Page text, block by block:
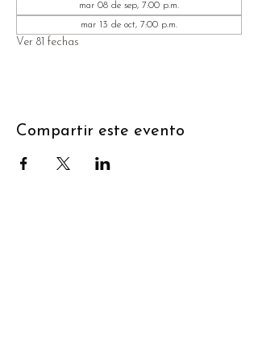
mar 08 de sep, 7:00 p.m.
mar 13 de oct, 7:00 p.m.
Ver 81 fechas
Compartir este evento